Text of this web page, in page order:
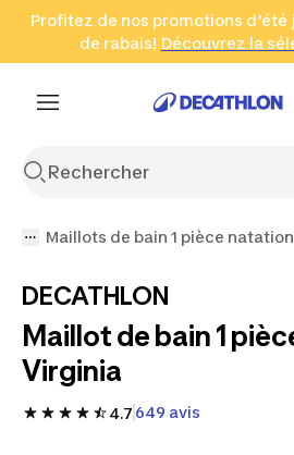
Aller à la recherche Aller au
Profitez de nos promotions d'été
de rabais! Découvrez la
Cliquez ici
en seulement 2 h!
(Zones
Maillots de bain 1 pièce natation
DECATHLON
Maillot de bain 1
Virginia
4.7 649 avis